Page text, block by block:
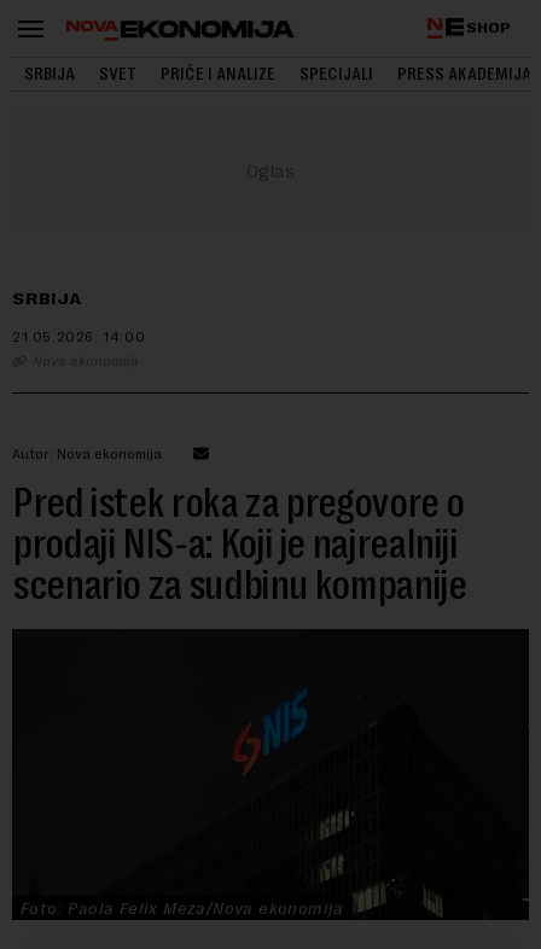
SHOP
SRBIJA SVET PRIČE I ANALIZE SPECIJALI PRESS AKADEMIJA
SRBIJA
21.05.2026. 14:00
Nova ekonomija
Autor: Nova ekonomija
Pred istek roka za pregovore o
prodaji NIS-a: Koji je najrealniji
scenario za sudbinu kompanije
Foto: Paola Felix Meza/Nova ekonomija